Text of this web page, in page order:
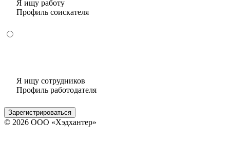
Я ищу работу
Профиль соискателя
Я ищу сотрудников
Профиль работодателя
Зарегистрироваться
© 2026 ООО «Хэдхантер»